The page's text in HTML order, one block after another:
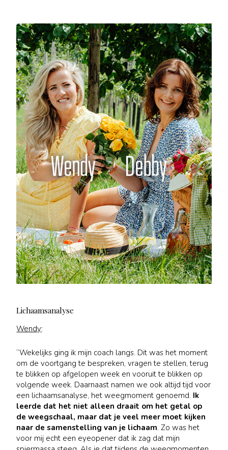
Lichaamsanalyse
Wendy:
“Wekelijks ging ik mijn coach langs. Dit was het moment
om de voortgang te bespreken, vragen te stellen, terug
te blikken op afgelopen week en vooruit te blikken op
volgende week. Daarnaast namen we ook altijd tijd voor
een lichaamsanalyse, het weegmoment genoemd. Ik
leerde dat het niet alleen draait om het getal op
de weegschaal, maar dat je veel meer moet kijken
naar de samenstelling van je lichaam. Zo was het
voor mij echt een eyeopener dat ik zag dat mijn